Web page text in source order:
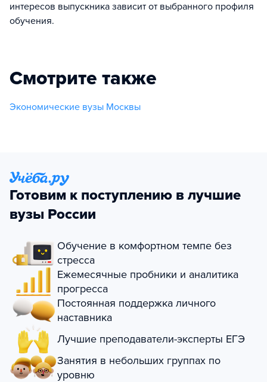
интересов выпускника зависит от выбранного профиля
обучения.
Смотрите также
Экономические вузы Москвы
Готовим к поступлению в лучшие
вузы России
Обучение в комфортном темпе без
стресса
Ежемесячные пробники и аналитика
прогресса
Постоянная поддержка личного
наставника
Лучшие преподаватели-эксперты ЕГЭ
Занятия в небольших группах по
уровню